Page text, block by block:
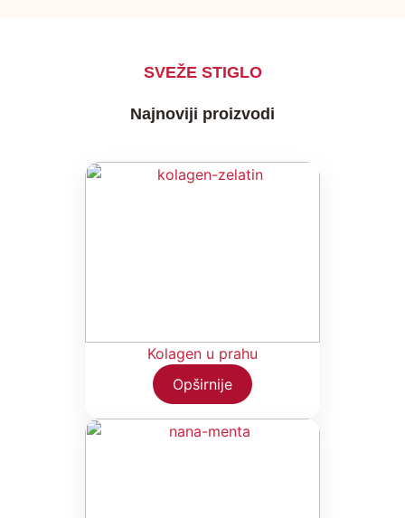
SVEŽE STIGLO
Najnoviji proizvodi
Kolagen u prahu
Opširnije